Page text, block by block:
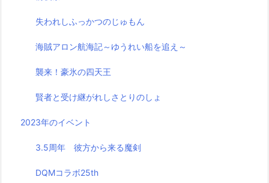
失われしふっかつのじゅもん
海賊アロン航海記～ゆうれい船を追え～
襲来！豪氷の四天王
賢者と受け継がれしさとりのしょ
2023年のイベント
3.5周年 彼方から来る魔剣
DQMコラボ25th